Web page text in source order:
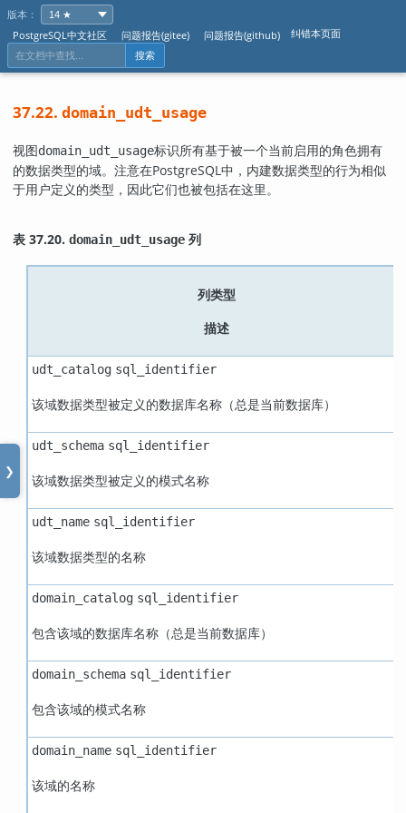
版本：
PostgreSQL中文社区
问题报告(gitee) 问题报告(github) 纠错本页面
搜索
❯
37.22. domain_udt_usage
视图domain_udt_usage标识所有基于被一个当前启用的角色拥有
的数据类型的域。注意在PostgreSQL中，内建数据类型的行为相似
于用户定义的类型，因此它们也被包括在这里。
表 37.20. domain_udt_usage 列
列类型
描述
udt_catalog sql_identifier
该域数据类型被定义的数据库名称（总是当前数据库）
udt_schema sql_identifier
该域数据类型被定义的模式名称
udt_name sql_identifier
该域数据类型的名称
domain_catalog sql_identifier
包含该域的数据库名称（总是当前数据库）
domain_schema sql_identifier
包含该域的模式名称
domain_name sql_identifier
该域的名称